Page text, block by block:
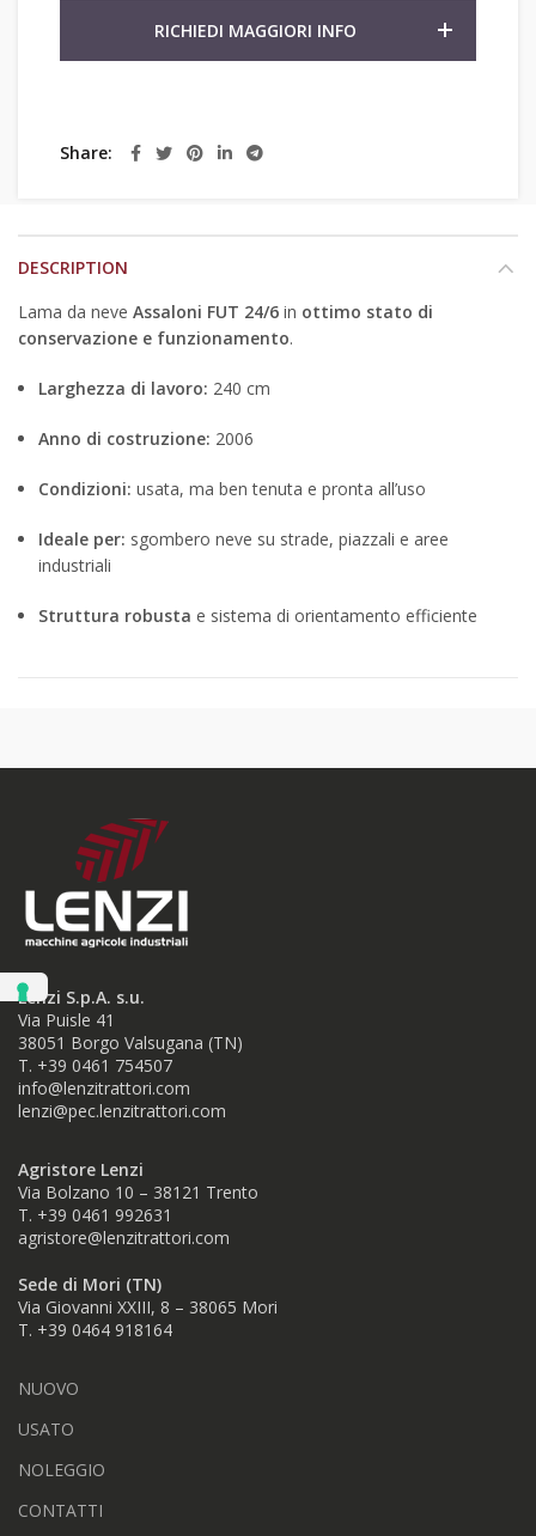
RICHIEDI MAGGIORI INFO
Share
DESCRIPTION
Lama da neve Assaloni FUT 24/6 in ottimo stato di
conservazione e funzionamento.
Larghezza di lavoro: 240 cm
Anno di costruzione: 2006
Condizioni: usata, ma ben tenuta e pronta all’uso
Ideale per: sgombero neve su strade, piazzali e aree
industriali
Struttura robusta e sistema di orientamento efficiente
Lenzi S.p.A. s.u.
Via Puisle 41
38051 Borgo Valsugana (TN)
T. +39 0461 754507
info@lenzitrattori.com
lenzi@pec.lenzitrattori.com
Agristore Lenzi
Via Bolzano 10 – 38121 Trento
T. +39 0461 992631
agristore@lenzitrattori.com
Sede di Mori (TN)
Via Giovanni XXIII, 8 – 38065 Mori
T. +39 0464 918164
NUOVO
USATO
NOLEGGIO
CONTATTI